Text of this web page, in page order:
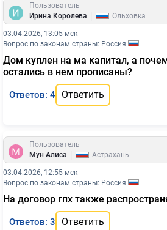
Пользователь
Ирина Королева
Ольховка
03.04.2026, 13:05 мск
Вопрос по законам страны: Россия
Дом куплен на ма капитал, а
остались в нем прописаны?
Ответов: 4 Ответить
Пользователь
Мун Алиса
Астрахань
03.04.2026, 12:55 мск
Вопрос по законам страны: Россия
На договор гпх также
Ответов: 3 Ответить